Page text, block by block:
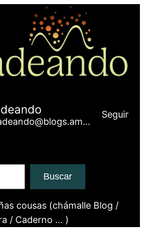
@ribadeando@blogs.amarinha.gal
Seguir
Buscar
cousas (chámalle Blog /
/ Caderno … )